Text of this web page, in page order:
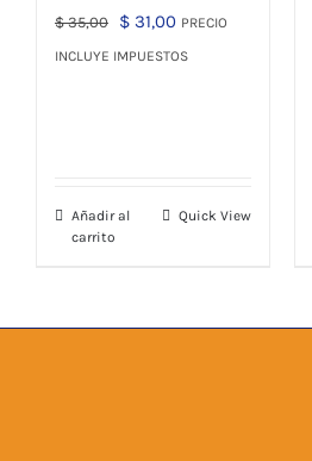
$35,00
El
precio
$ 31,00El
precio
PRECIO
INCLUYE IMPUESTOS
Añadir al
carrito
Quick View